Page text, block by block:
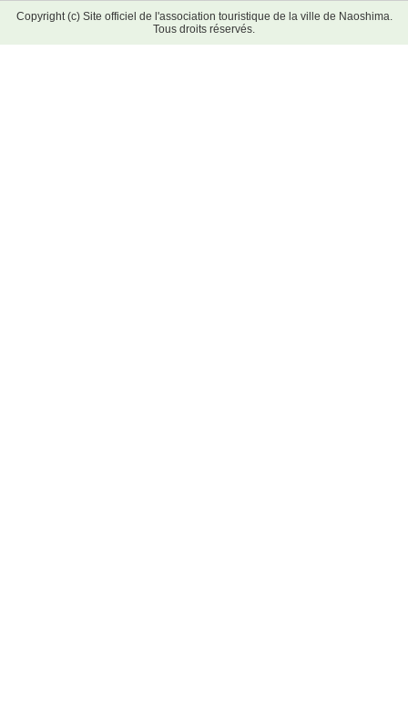
Copyright (c) Site officiel de l'association touristique de la ville de Naoshima.
Tous droits réservés.